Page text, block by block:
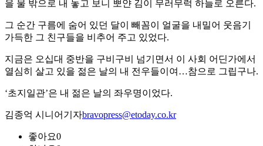
을 물 밖으로 내 놓고 보니 뽀얀 김이 무러무럭 하늘로 오른다.
그 순간 구름에 숨어 있던 달이 빼꼼이 얼굴을 내밀어 웃음기
가득한 그 친구들을 비추어 주고 있었다.
지금은 오십대 중반을 구비구비 넘기면서 이 사회 어딘가에서
열심히 살고 있을 젊은 날의 내 전우들이여…참으로 그립구나.
‘초지일관’은 내 젊은 날의 좌우명이었다.
김종억 시니어기자bravopress@etoday.co.kr
좋아요0